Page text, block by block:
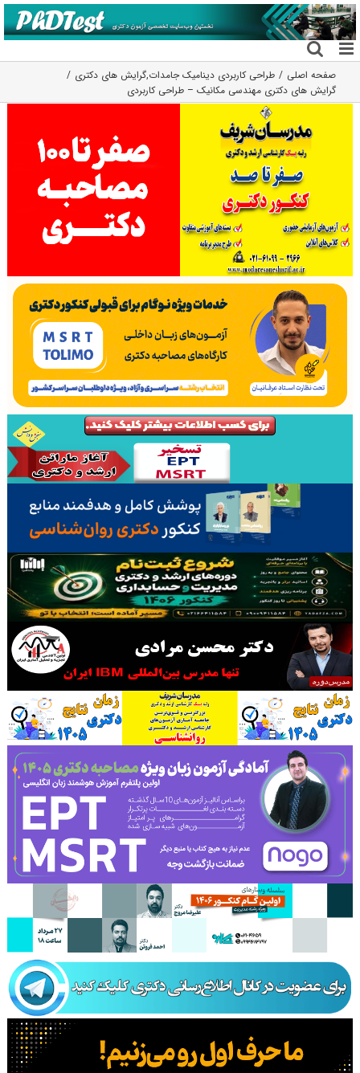
رفتن
به
محتوا
صفحه اصلی طراحی کاربردی دینامیک جامدات,گرایش های دکتری
گرایش های دکتری مهندسی مکانیک – طراحی کاربردی